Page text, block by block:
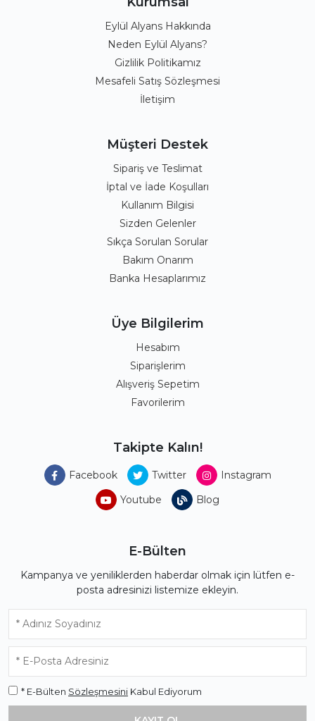
Eylül Alyans Hakkında
Neden Eylül Alyans?
Gizlilik Politikamız
Mesafeli Satış Sözleşmesi
İletişim
Müşteri Destek
Sipariş ve Teslimat
İptal ve İade Koşulları
Kullanım Bilgisi
Sizden Gelenler
Sıkça Sorulan Sorular
Bakım Onarım
Banka Hesaplarımız
Üye Bilgilerim
Hesabım
Siparişlerim
Alışveriş Sepetim
Favorilerim
Takipte Kalın!
Facebook Twitter
Instagram
Youtube
Blog
E-Bülten
Kampanya ve yeniliklerden haberdar olmak için lütfen e-
posta adresinizi listemize ekleyin.
* E-Bülten Sözleşmesini Kabul Ediyorum